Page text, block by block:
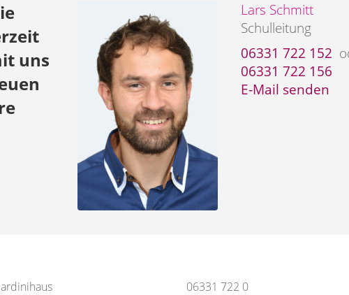
uns
Lars Schmitt
Schulleitung
06331 722 152
06331 722 156
E-Mail senden
06331 722 0